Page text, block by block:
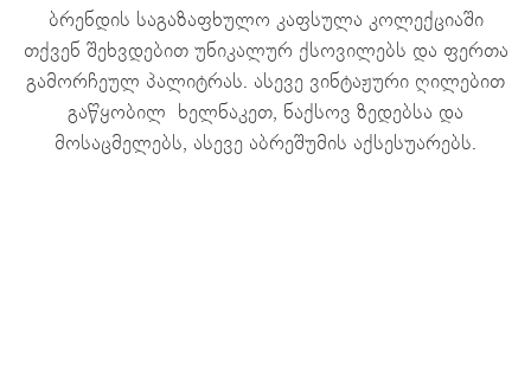
ბრენდის საგაზაფხულო კაფსულა კოლექციაში
თქვენ შეხვდებით უნიკალურ ქსოვილებს და ფერთა
გამორჩეულ პალიტრას. ასევე ვინტაჟური ღილებით
გაწყობილ ხელნაკეთ, ნაქსოვ ზედებსა და
მოსაცმელებს, ასევე აბრეშუმის აქსესუარებს.